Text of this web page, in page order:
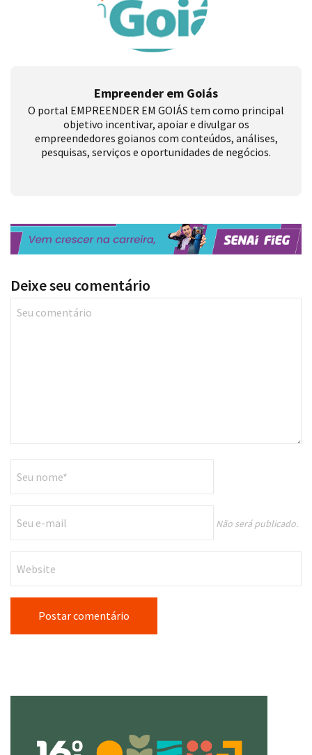
Empreender em Goiás
O portal EMPREENDER EM GOIÁS tem como principal
objetivo incentivar, apoiar e divulgar os
empreendedores goianos com conteúdos, análises,
pesquisas, serviços e oportunidades de negócios.
Deixe seu comentário
Não será publicado.